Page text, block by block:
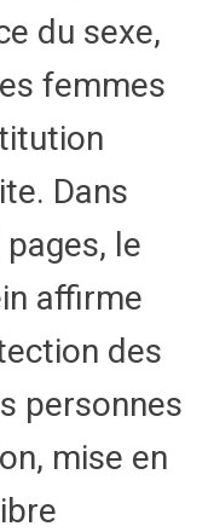
du sexe,
femmes
Dans
le
affirme
des
personnes
mise en